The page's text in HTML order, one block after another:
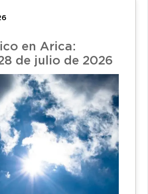
en Arica:
de julio de 2026